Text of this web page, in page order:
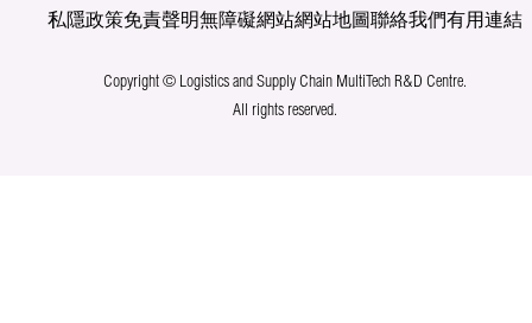
私隱政策免責聲明無障礙網站網站地圖聯絡我們有用連結
Copyright © Logistics and Supply Chain MultiTech R&D Centre.
All rights reserved.